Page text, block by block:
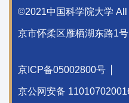
©2021中国科学院大学 All
京市怀柔区雁栖湖东路1号
京ICP备05002800号
京公网安备